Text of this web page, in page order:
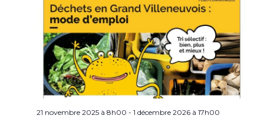
21 novembre 2025 à 8h00 - 1 décembre 2026 à 17h00